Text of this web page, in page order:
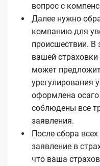
вопрос с
Далее нужно
компанию для
происшествии. В
вашей
может
урегулирования
оформлена осаго
соблюдены все
заявления.
После сбора
заявление в
что ваша